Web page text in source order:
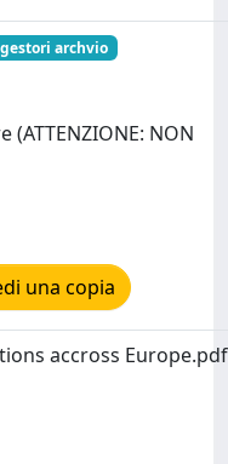
archvio
NON
una copia
accross Europe.pdf